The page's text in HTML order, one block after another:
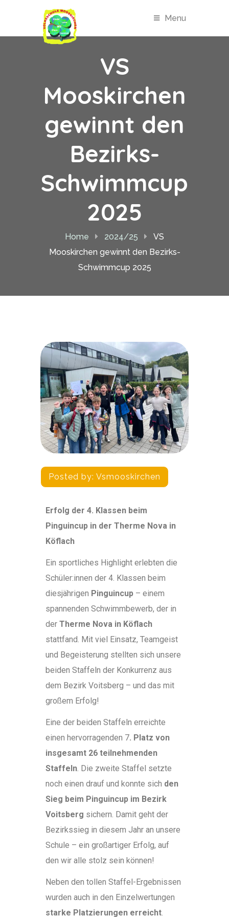
Menu
VS
Mooskirchen
gewinnt den
Bezirks-
Schwimmcup
2025
Home 2024/25
VS
Mooskirchen gewinnt den Bezirks-
Schwimmcup 2025
Posted by: Vsmooskirchen
Erfolg der 4. Klassen beim
Pinguincup in der Therme Nova in
Köflach
Ein sportliches Highlight erlebten die
Schüler:innen der 4. Klassen beim
diesjährigen Pinguincup – einem
spannenden Schwimmbewerb, der in
der Therme Nova in Köflach
stattfand. Mit viel Einsatz, Teamgeist
und Begeisterung stellten sich unsere
beiden Staffeln der Konkurrenz aus
dem Bezirk Voitsberg – und das mit
großem Erfolg!
Eine der beiden Staffeln erreichte
einen hervorragenden 7. Platz von
insgesamt 26 teilnehmenden
Staffeln . Die zweite Staffel setzte
noch einen drauf und konnte sich den
Sieg beim Pinguincup im Bezirk
Voitsberg sichern. Damit geht der
Bezirkssieg in diesem Jahr an unsere
Schule – ein großartiger Erfolg, auf
den wir alle stolz sein können!
Neben den tollen Staffel-Ergebnissen
wurden auch in den Einzelwertungen
starke Platzierungen erreicht